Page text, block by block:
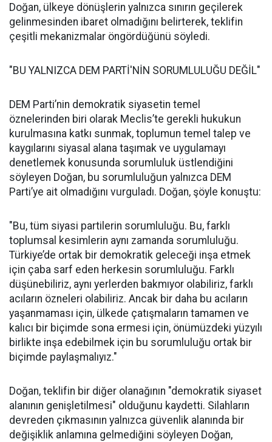
Doğan, ülkeye dönüşlerin yalnızca sınırın geçilerek
gelinmesinden ibaret olmadığını belirterek, teklifin
çeşitli mekanizmalar öngördüğünü söyledi.
"BU YALNIZCA DEM PARTİ'NİN SORUMLULUĞU DEĞİL"
DEM Parti’nin demokratik siyasetin temel
öznelerinden biri olarak Meclis’te gerekli hukukun
kurulmasına katkı sunmak, toplumun temel talep ve
kaygılarını siyasal alana taşımak ve uygulamayı
denetlemek konusunda sorumluluk üstlendiğini
söyleyen Doğan, bu sorumluluğun yalnızca DEM
Parti’ye ait olmadığını vurguladı. Doğan, şöyle konuştu:
"Bu, tüm siyasi partilerin sorumluluğu. Bu, farklı
toplumsal kesimlerin aynı zamanda sorumluluğu.
Türkiye’de ortak bir demokratik geleceği inşa etmek
için çaba sarf eden herkesin sorumluluğu. Farklı
düşünebiliriz, aynı yerlerden bakmıyor olabiliriz, farklı
acıların özneleri olabiliriz. Ancak bir daha bu acıların
yaşanmaması için, ülkede çatışmaların tamamen ve
kalıcı bir biçimde sona ermesi için, önümüzdeki yüzyılı
birlikte inşa edebilmek için bu sorumluluğu ortak bir
biçimde paylaşmalıyız."
Doğan, teklifin bir diğer olanağının "demokratik siyaset
alanının genişletilmesi" olduğunu kaydetti. Silahların
devreden çıkmasının yalnızca güvenlik alanında bir
değişiklik anlamına gelmediğini söyleyen Doğan,